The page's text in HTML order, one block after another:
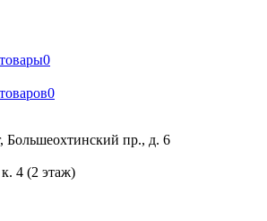
0
0
Большеохтинский пр., д. 6
4 (2 этаж)